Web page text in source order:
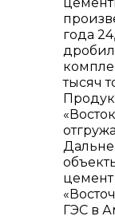
года
ГЭС в